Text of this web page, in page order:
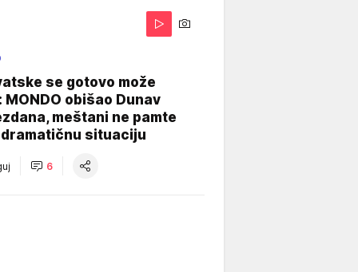
se gotovo može
MONDO obišao Dunav
meštani ne pamte
situaciju
6